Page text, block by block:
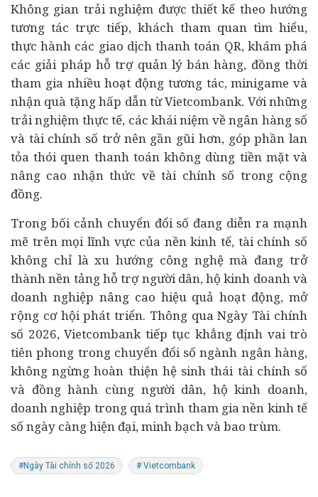
Không gian trải nghiệm được thiết kế theo hướng
tương tác trực tiếp, khách tham quan tìm hiểu,
thực hành các giao dịch thanh toán QR, khám phá
các giải pháp hỗ trợ quản lý bán hàng, đồng thời
tham gia nhiều hoạt động tương tác, minigame và
nhận quà tặng hấp dẫn từ Vietcombank. Với những
trải nghiệm thực tế, các khái niệm về ngân hàng số
và tài chính số trở nên gần gũi hơn, góp phần lan
tỏa thói quen thanh toán không dùng tiền mặt và
nâng cao nhận thức về tài chính số trong cộng
đồng.
Trong bối cảnh chuyển đổi số đang diễn ra mạnh
mẽ trên mọi lĩnh vực của nền kinh tế, tài chính số
không chỉ là xu hướng công nghệ mà đang trở
thành nền tảng hỗ trợ người dân, hộ kinh doanh và
doanh nghiệp nâng cao hiệu quả hoạt động, mở
rộng cơ hội phát triển. Thông qua Ngày Tài chính
số 2026, Vietcombank tiếp tục khẳng định vai trò
tiên phong trong chuyển đổi số ngành ngân hàng,
không ngừng hoàn thiện hệ sinh thái tài chính số
và đồng hành cùng người dân, hộ kinh doanh,
doanh nghiệp trong quá trình tham gia nền kinh tế
số ngày càng hiện đại, minh bạch và bao trùm.
#Ngày Tài chính số 2026 # Vietcombank